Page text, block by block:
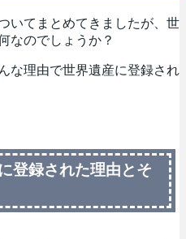
いてまとめてきましたが、世
なのでしょうか？
な理由で世界遺産に登録され
登録された理由とそ